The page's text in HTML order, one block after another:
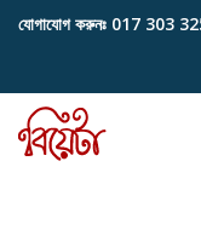
content
যোগাযোগ করুনঃ 017 303